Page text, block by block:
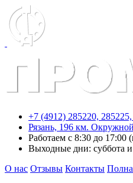
+7 (4912) 285220, 285225,
Рязань, 196 км.
Работаем с 8:30 до 17:00
Выходные дни: суббота и
О нас Отзывы Контакты